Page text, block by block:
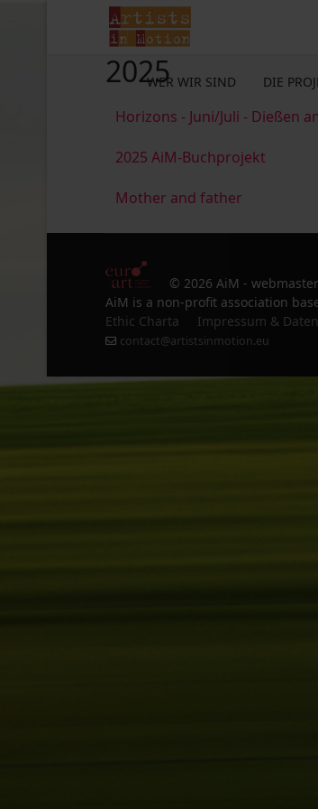
WER WIR SIND DIE
2025
Horizons - Juni/Juli - Dießen
2025 AiM-Buchprojekt
Mother and father
© 2026 AiM -
AiM is a non-profit association
Ethic Charta
Impressum &
contact@artistsinmotion.eu